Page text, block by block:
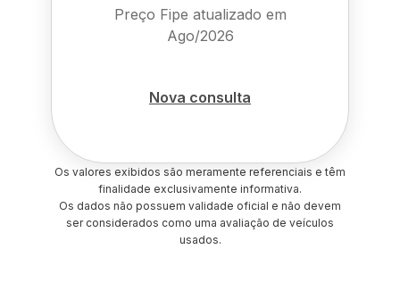
Preço Fipe atualizado em
Ago/2026
Nova consulta
Os valores exibidos são meramente referenciais e têm
finalidade exclusivamente informativa.
Os dados não possuem validade oficial e não devem
ser considerados como uma avaliação de veículos
usados.